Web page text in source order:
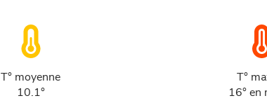
T° moyenne
10.1°
T°
16° en